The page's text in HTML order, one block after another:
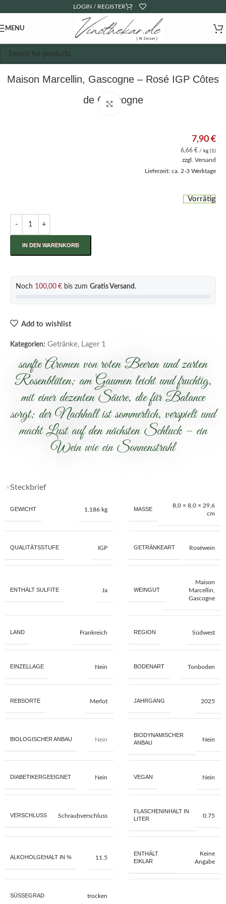
LOGIN / REGISTER
MENU
Maison Marcellin, Gascogne – Rosé IGP Côtes
de GascogneClick to enlarge
7,90 €
6,66 € / kg (1)
zzgl. Versand
Lieferzeit: ca. 2-3 Werktage
Vorrätig
IN DEN WARENKORB
Noch 100,00 € bis zum Gratis Versand .
Add to wishlist
Kategorien: Getränke, Lager 1
sanfte Aromen von roten Beeren und zarten
Rosenblüten; am Gaumen leicht und fruchtig,
mit einer dezenten Säure, die für Balance
sorgt; der Nachhall ist sommerlich, verspielt und
macht Lust auf den nächsten Schluck – ein
Wein wie ein Sonnenstrahl
Steckbrief
GEWICHT 1,186 kg MASSE
8,0 × 8,0 × 29,6
cm
QUALITÄTSSTUFE IGP GETRÄNKEART Roséwein
ENTHÄLT SULFITE Ja WEINGUT
Maison
Marcellin,
Gascogne
LAND Frankreich REGION Südwest
EINZELLAGE Nein BODENART Tonboden
REBSORTE Merlot JAHRGANG 2025
BIOLOGISCHER ANBAU Nein
BIODYNAMISCHER
ANBAU
Nein
DIABETIKERGEEIGNET Nein VEGAN Nein
VERSCHLUSS Schraubverschluss
FLASCHENINHALT IN
LITER
0.75
ALKOHOLGEHALT IN % 11.5
ENTHÄLT
EIKLAR
Keine
Angabe
SÜSSEGRAD trocken